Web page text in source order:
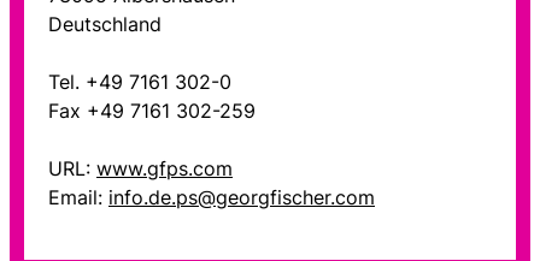
Deutschland
Tel. +49 7161 302-0
Fax +49 7161 302-259
URL: www.gfps.com
Email: info.de.ps@georgfischer.com